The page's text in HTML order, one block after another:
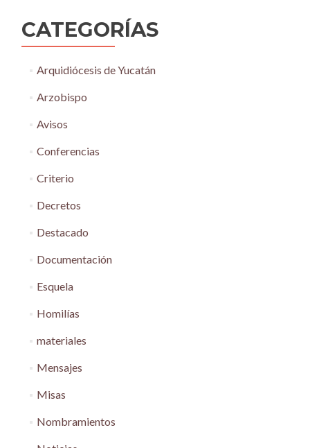
CATEGORÍAS
Arquidiócesis de Yucatán
Arzobispo
Avisos
Conferencias
Criterio
Decretos
Destacado
Documentación
Esquela
Homilías
materiales
Mensajes
Misas
Nombramientos